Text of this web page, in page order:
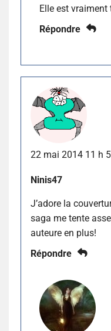
Elle est vraiment
Répondre
22 mai 2014 11 h
Ninis47
J’adore la
saga me tente
auteure en plus!
Répondre